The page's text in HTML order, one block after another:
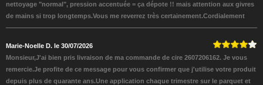
nettoyage "normal", pression accentuée = ça dépote !! mais attention aux givres
de mains si trop longtemps.Vous me reverrez très certainement.Cordialement
Marie-Noelle D. le 30/07/2026
Monsieur,J'ai bien pris livraison de ma commande de cire 2607206162. Je vous
remercie.Je profite de ce message pour vous confirmer que j'utilise votre produit
depuis plus de quarante ans.Une application chaque trimestre sur le parquet et